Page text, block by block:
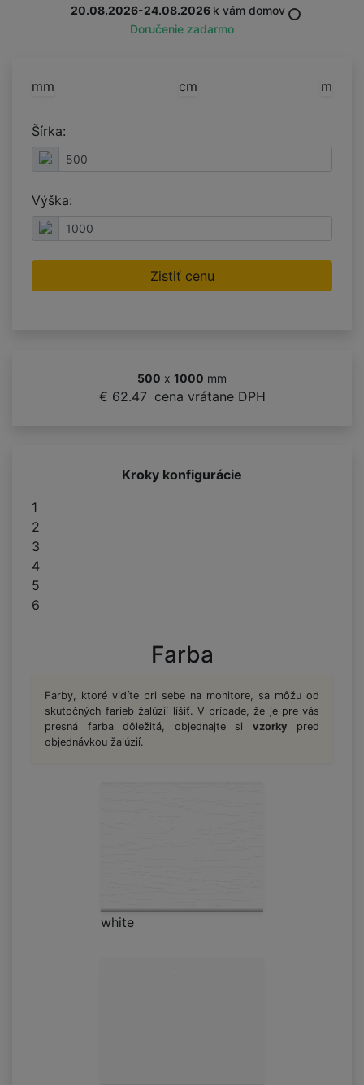
20.08.2026-24.08.2026 k vám domov
Doručenie zadarmo
mm cm m
Šírka:
Výška:
Zistiť cenu
500 x 1000 mm
€ 62.47 cena vrátane DPH
Kroky konfigurácie
1
2
3
4
5
6
Farba
Farby, ktoré vidíte pri sebe na monitore, sa môžu od
skutočných farieb žalúzií líšiť. V prípade, že je pre vás
presná farba dôležitá, objednajte si vzorky pred
objednávkou žalúzií.
white